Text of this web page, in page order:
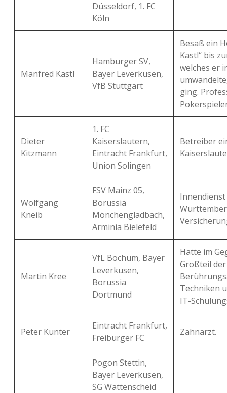
Düsseldorf, 1. FC
Köln
Manfred Kastl
Hamburger SV,
Bayer Leverkusen,
VfB Stuttgart
Besaß ein
Kastl“ bis
welches er
ging.
Dieter
Kitzmann
1. FC
Kaiserslautern,
Eintracht Frankfurt,
Union Solingen
Betreiber
Wolfgang
Kneib
FSV Mainz 05,
Borussia
Mönchengladbach,
Arminia Bielefeld
Martin Kree
VfL Bochum, Bayer
Leverkusen,
Borussia
Dortmund
Hatte im
Großteil
Techniken
IT-
Peter Kunter
Eintracht Frankfurt,
Freiburger FC
Zahnarzt.
Pogon Stettin,
Bayer Leverkusen,
SG Wattenscheid